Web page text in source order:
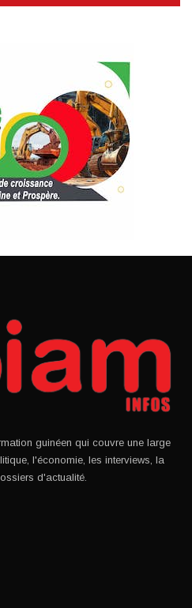
guinéen qui couvre une large
l'économie, les interviews, la
d'actualité.